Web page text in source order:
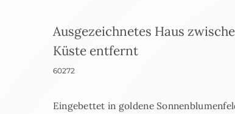
Ausgezeichnetes Haus
Küste entfernt
60272
Eingebettet in goldene